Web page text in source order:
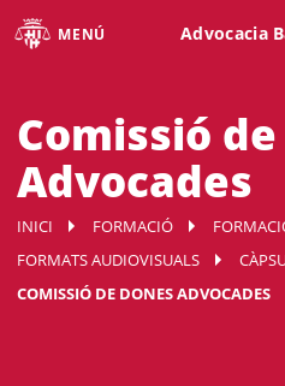
MENÚ Advocacia
Comissió
Advocades
INICI FORMACIÓ
FORMATS AUDIOVISUALS
COMISSIÓ DE DONES ADVOCADES